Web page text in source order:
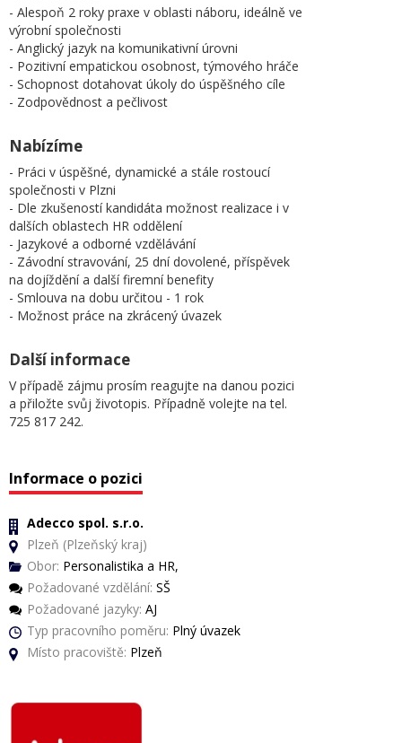
- Alespoň 2 roky praxe v oblasti náboru, ideálně ve
výrobní společnosti
- Anglický jazyk na komunikativní úrovni
- Pozitivní empatickou osobnost, týmového hráče
- Schopnost dotahovat úkoly do úspěšného cíle
- Zodpovědnost a pečlivost
Nabízíme
- Práci v úspěšné, dynamické a stále rostoucí
společnosti v Plzni
- Dle zkušeností kandidáta možnost realizace i v
dalších oblastech HR oddělení
- Jazykové a odborné vzdělávání
- Závodní stravování, 25 dní dovolené, příspěvek
na dojíždění a další firemní benefity
- Smlouva na dobu určitou - 1 rok
- Možnost práce na zkrácený úvazek
Další informace
V případě zájmu prosím reagujte na danou pozici
a přiložte svůj životopis. Případně volejte na tel.
725 817 242.
Informace o pozici
Adecco spol. s.r.o.
Plzeň (Plzeňský kraj)
Obor: Personalistika a HR,
Požadované vzdělání: SŠ
Požadované jazyky: AJ
Typ pracovního poměru: Plný úvazek
Místo pracoviště: Plzeň